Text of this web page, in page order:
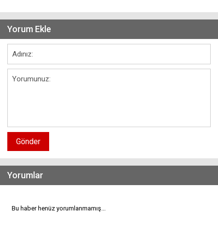
Yorum Ekle
Gönder
Yorumlar
Bu haber henüz yorumlanmamış...